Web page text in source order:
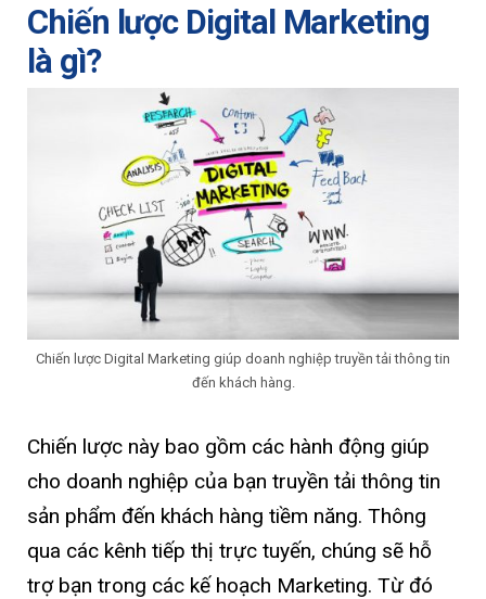
Chiến lược Digital Marketing
là gì?
Chiến lược Digital Marketing giúp doanh nghiệp truyền tải thông tin
đến khách hàng.
Chiến lược này bao gồm các hành động giúp
cho doanh nghiệp của bạn truyền tải thông tin
sản phẩm đến khách hàng tiềm năng. Thông
qua các kênh tiếp thị trực tuyến, chúng sẽ hỗ
trợ bạn trong các kế hoạch Marketing. Từ đó